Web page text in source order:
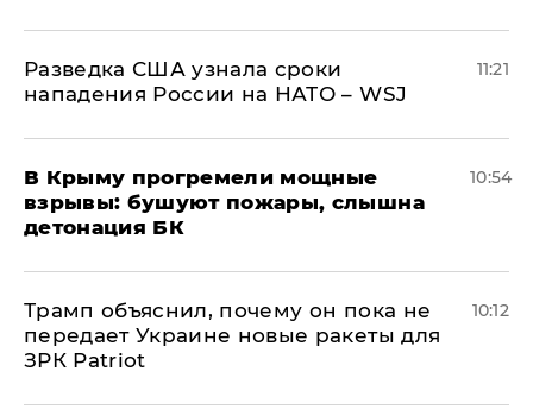
Разведка США узнала сроки
нападения России на НАТО – WSJ
11:21
В Крыму прогремели мощные
взрывы: бушуют пожары, слышна
детонация БК
10:54
Трамп объяснил, почему он пока не
передает Украине новые ракеты для
ЗРК Patriot
10:12